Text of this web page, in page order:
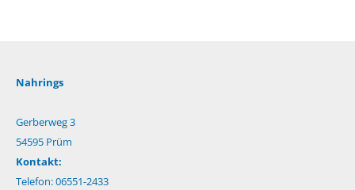
Nahrings
Gerberweg 3
54595 Prüm
Kontakt:
Telefon: 06551-2433